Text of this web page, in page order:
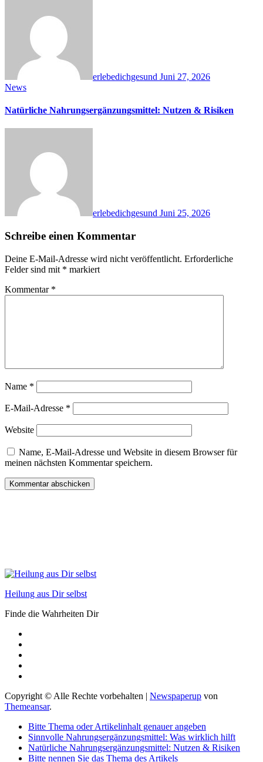
erlebedichgesund Juni 27, 2026
News
Natürliche Nahrungsergänzungsmittel: Nutzen & Risiken
erlebedichgesund Juni 25, 2026
Schreibe einen Kommentar
Deine E-Mail-Adresse wird nicht veröffentlicht. Erforderliche
Felder sind mit * markiert
Kommentar *
Name *
E-Mail-Adresse *
Website
Name, E-Mail-Adresse und Website in diesem Browser für
meinen nächsten Kommentar speichern.
Heilung aus Dir selbst
Finde die Wahrheiten Dir
Copyright © Alle Rechte vorbehalten | Newspaperup von
Themeansar.
Bitte Thema oder Artikelinhalt genauer angeben
Sinnvolle Nahrungsergänzungsmittel: Was wirklich hilft
Natürliche Nahrungsergänzungsmittel: Nutzen & Risiken
Bitte nennen Sie das Thema des Artikels